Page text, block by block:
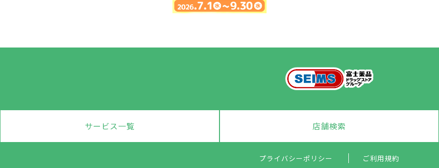
サービス一覧 店舗検索
プライバシーポリシー ご利用規約